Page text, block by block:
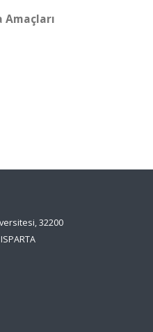
Amaçları
32200